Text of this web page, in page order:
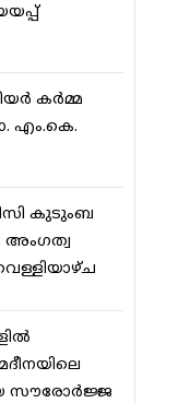
കര്‍മ്മ
എം.കെ.
കുടുംബ
അംഗത്വ
സൗരോര്‍ജ്ജ